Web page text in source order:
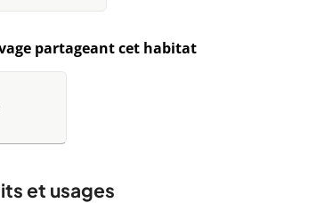
partageant cet habitat
et usages